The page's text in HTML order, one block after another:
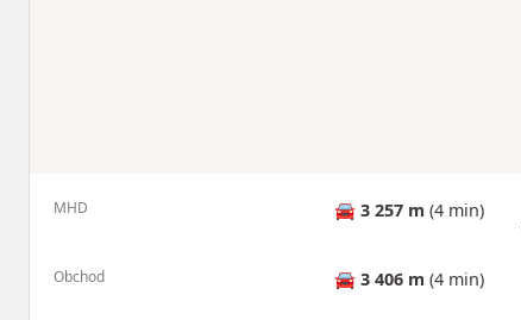
MHD 🚘 3 257 m (4 min)
Obchod 🚘 3 406 m (4 min)